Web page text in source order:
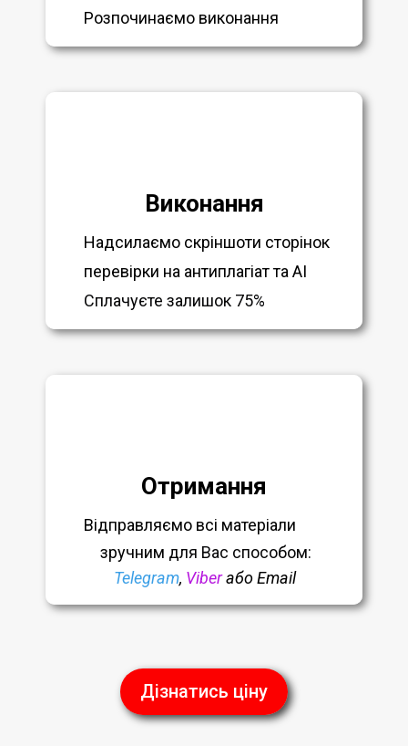
Розпочинаємо виконання
Виконання
Надсилаємо скріншоти сторінок
перевірки на антиплагіат та AI
Сплачуєте залишок 75%
Отримання
Відправляємо всі матеріали
зручним для Вас способом:
Telegram, Viberабо Email
Дізнатись ціну